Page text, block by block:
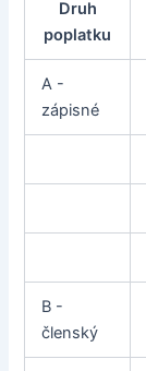
Druh
poplatku
A -
zápisné
B -
členský